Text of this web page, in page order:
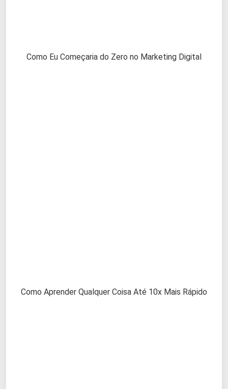
Como Eu Começaria do Zero no Marketing Digital
Como Aprender Qualquer Coisa Até 10x Mais Rápido